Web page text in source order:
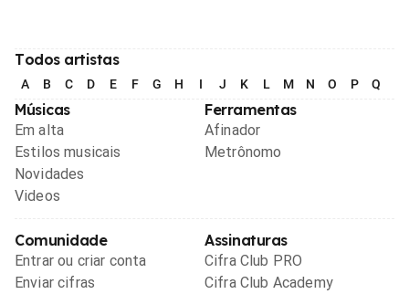
Todos artistas
A B C D E F G H I J K L M N O P Q
Músicas
Em alta
Estilos musicais
Novidades
Videos
Ferramentas
Afinador
Metrônomo
Comunidade
Entrar ou criar conta
Enviar cifras
Assinaturas
Cifra Club PRO
Cifra Club Academy